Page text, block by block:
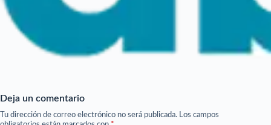
Deja un comentario
Tu dirección de correo electrónico no será publicada. Los campos